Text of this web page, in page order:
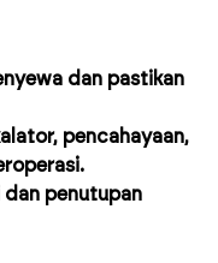
dan pastikan
pencahayaan,
dan penutupan